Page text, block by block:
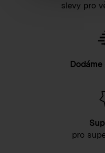
slevy pro
pro